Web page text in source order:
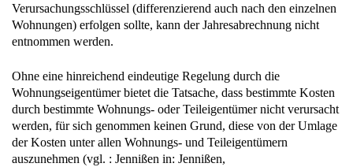
Verursachungsschlüssel (differenzierend auch nach den einzelnen
Wohnungen) erfolgen sollte, kann der Jahresabrechnung nicht
entnommen werden.
Ohne eine hinreichend eindeutige Regelung durch die
Wohnungseigentümer bietet die Tatsache, dass bestimmte Kosten
durch bestimmte Wohnungs- oder Teileigentümer nicht verursacht
werden, für sich genommen keinen Grund, diese von der Umlage
der Kosten unter allen Wohnungs- und Teileigentümern
auszunehmen (vgl. : Jennißen in: Jennißen,